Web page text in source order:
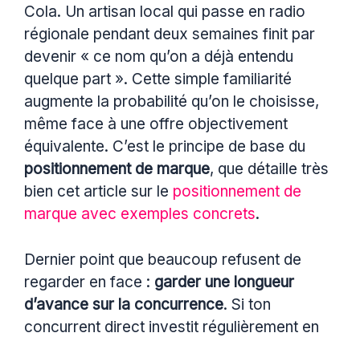
Cola. Un artisan local qui passe en radio
régionale pendant deux semaines finit par
devenir « ce nom qu’on a déjà entendu
quelque part ». Cette simple familiarité
augmente la probabilité qu’on le choisisse,
même face à une offre objectivement
équivalente. C’est le principe de base du
positionnement de marque, que détaille très
bien cet article sur le positionnement de
marque avec exemples concrets.
Dernier point que beaucoup refusent de
regarder en face : garder une longueur
d’avance sur la concurrence. Si ton
concurrent direct investit régulièrement en